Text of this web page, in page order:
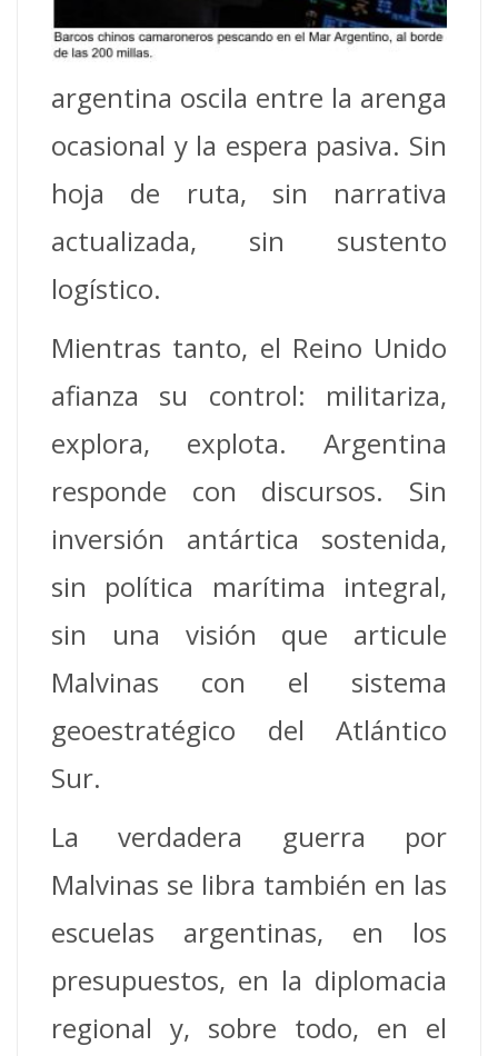
argentina oscila entre la arenga
ocasional y la espera pasiva. Sin
hoja de ruta, sin narrativa
actualizada, sin sustento
logístico.
Mientras tanto, el Reino Unido
afianza su control: militariza,
explora, explota. Argentina
responde con discursos. Sin
inversión antártica sostenida,
sin política marítima integral,
sin una visión que articule
Malvinas con el sistema
geoestratégico del Atlántico
Sur.
La verdadera guerra por
Malvinas se libra también en las
escuelas argentinas, en los
presupuestos, en la diplomacia
regional y, sobre todo, en el